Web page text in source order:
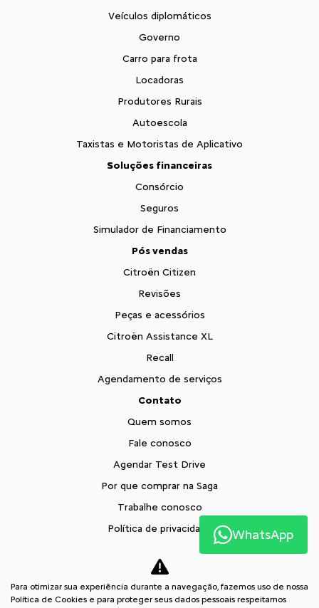
Veículos diplomáticos
Governo
Carro para frota
Locadoras
Produtores Rurais
Autoescola
Taxistas e Motoristas de Aplicativo
Soluções financeiras
Consórcio
Seguros
Simulador de Financiamento
Pós vendas
Citroën Citizen
Revisões
Peças e acessórios
Citroën Assistance XL
Recall
Agendamento de serviços
Contato
Quem somos
Fale conosco
Agendar Test Drive
Por que comprar na Saga
Trabalhe conosco
Política de privacidade
Blog
Comparativo
WhatsApp
Para otimizar sua experiência durante a navegação, fazemos uso de nossa
Política de Cookies e para proteger seus dados pessoais respeitamos